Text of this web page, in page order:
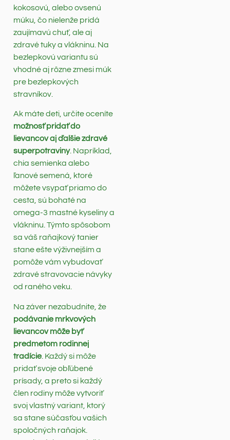
kokosovú, alebo ovsenú
múku, čo nielenže pridá
zaujímavú chuť, ale aj
zdravé tuky a vlákninu. Na
bezlepkovú variantu sú
vhodné aj rôzne zmesi múk
pre bezlepkových
stravníkov.
Ak máte deti, určite oceníte
možnosť pridať do
lievancov aj ďalšie zdravé
superpotraviny. Napríklad,
chia semienka alebo
ľanové semená, ktoré
môžete vsypať priamo do
cesta, sú bohaté na
omega-3 mastné kyseliny a
vlákninu. Týmto spôsobom
sa váš raňajkový tanier
stane ešte výživnejším a
pomôže vám vybudovať
zdravé stravovacie návyky
od raného veku.
Na záver nezabudnite, že
podávanie mrkvových
lievancov môže byť
predmetom rodinnej
tradície. Každý si môže
pridať svoje obľúbené
prísady, a preto si každý
člen rodiny môže vytvoriť
svoj vlastný variant, ktorý
sa stane súčasťou vašich
spoločných raňajok.